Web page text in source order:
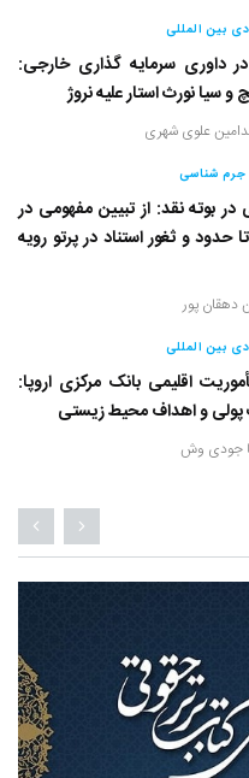
بین المللی
داوری سرمایه گذاری خارجی:
و سیا نورث استار علیه نروژ
علوی شهری
جرم شناسی
بوته نقد: از تبیین مفهومی در
حدود و ثغور استناد در پرتو رویه
دهقان پور
بین المللی
اقلیمی بانک مرکزی اروپا:
و اهداف محیط زیستی
جودی وش